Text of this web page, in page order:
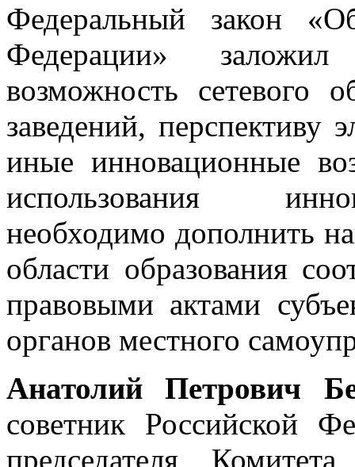
Федеральный закон
Федерации»
возможность сетевого
заведений, перспективу
иные инновационные
использования
необходимо дополнить
области образования
правовыми актами
органов местного
Анатолий Петрович
советник Российской
председателя